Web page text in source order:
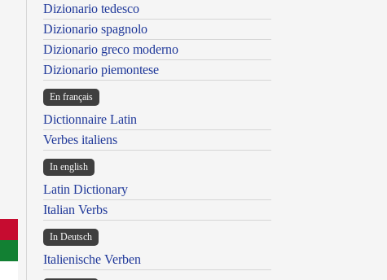
Dizionario tedesco
Dizionario spagnolo
Dizionario greco moderno
Dizionario piemontese
En français
Dictionnaire Latin
Verbes italiens
In english
Latin Dictionary
Italian Verbs
In Deutsch
Italienische Verben